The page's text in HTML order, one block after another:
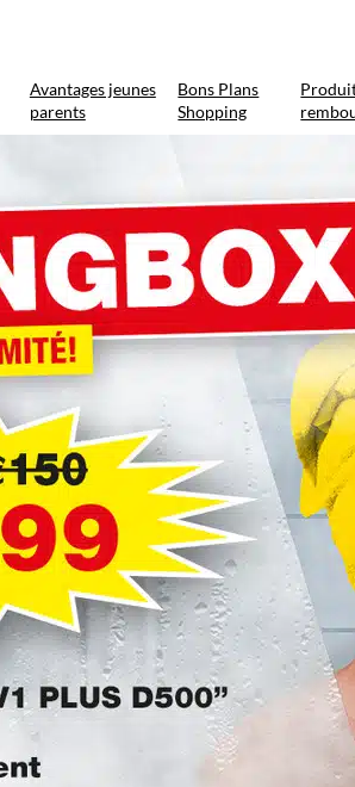
Avantages jeunes
parents
Bons Plans
Shopping